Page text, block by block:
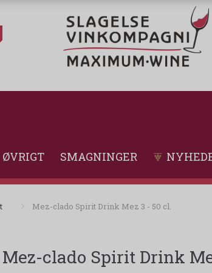
ØVRIGT SMAGNINGER
Mez-clado Spirit Drink Mez 3 - 50 cl.
Mez-clado Spirit Drink